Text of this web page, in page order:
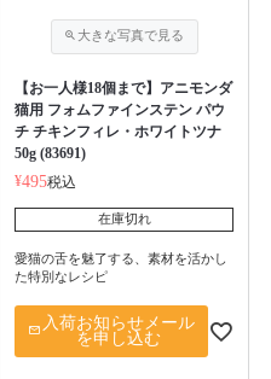
【お一人様18個まで】アニモンダ
猫用 フォムファインステン パウ
チ チキンフィレ・ホワイトツナ
50g (83691)
¥495税込
在庫切れ
愛猫の舌を魅了する、素材を活かし
た特別なレシピ
入荷お知らせメール
を申し込む